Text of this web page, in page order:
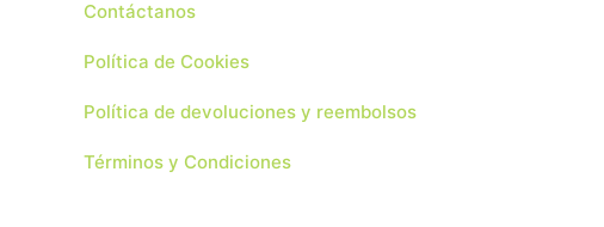
Contáctanos
Política de Cookies
Política de devoluciones y reembolsos
Términos y Condiciones